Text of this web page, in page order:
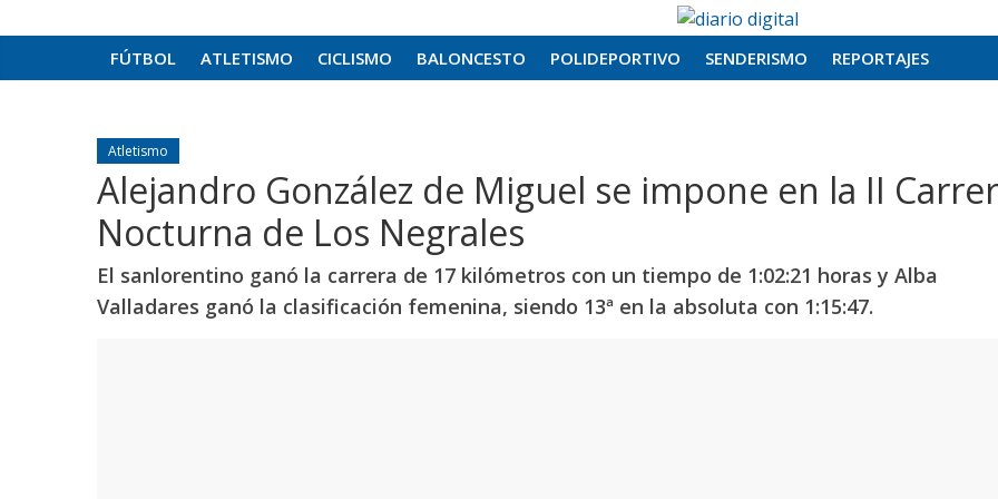
FÚTBOL ATLETISMO CICLISMO BALONCESTO POLIDEPORTIVO SENDERISMO REPORTAJES
Atletismo
Alejandro González de Miguel se impone en la II
Nocturna de Los Negrales
El sanlorentino ganó la carrera de 17 kilómetros con un tiempo de 1:02:21 horas y Alba
Valladares ganó la clasificación femenina, siendo 13ª en la absoluta con 1:15:47.